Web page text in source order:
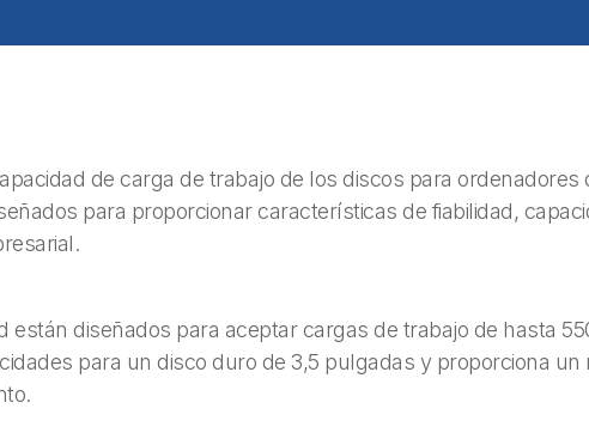
de carga de trabajo de los discos para
para proporcionar características de fiabilidad,
están diseñados para aceptar cargas de trabajo de hasta
para un disco duro de 3,5 pulgadas y proporciona